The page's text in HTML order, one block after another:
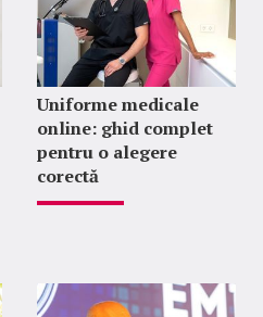
Uniforme medicale
online: ghid complet
pentru o alegere
corectă